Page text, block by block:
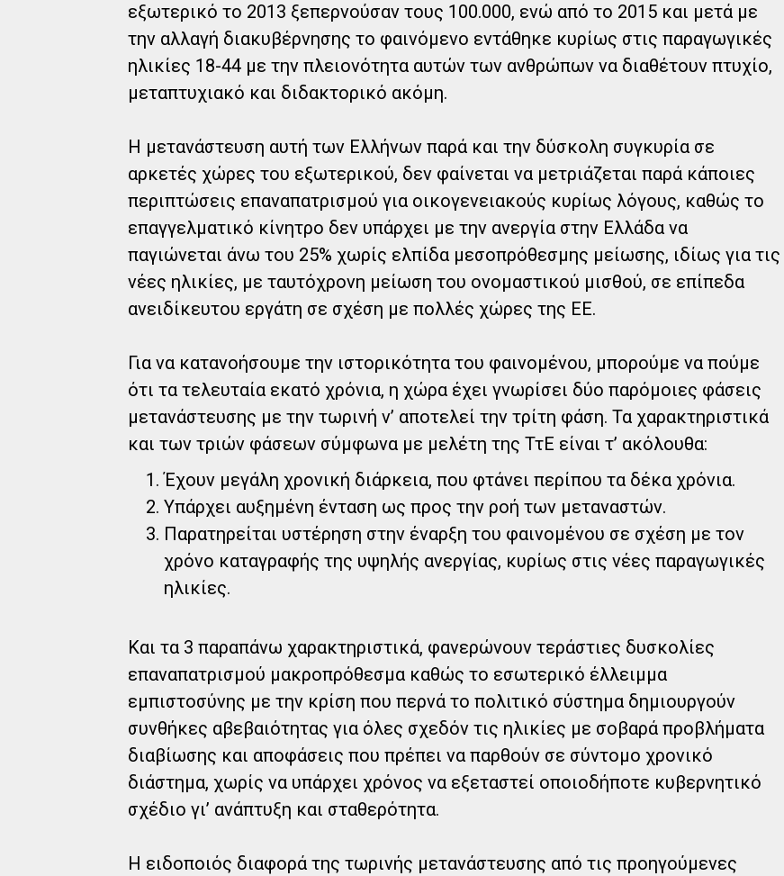
εξωτερικό το 2013 ξεπερνούσαν τους 100.000, ενώ από το 2015 και μετά με
την αλλαγή διακυβέρνησης το φαινόμενο εντάθηκε κυρίως στις παραγωγικές
ηλικίες 18-44 με την πλειονότητα αυτών των ανθρώπων να διαθέτουν πτυχίο,
μεταπτυχιακό και διδακτορικό ακόμη.
Η μετανάστευση αυτή των Ελλήνων παρά και την δύσκολη συγκυρία σε
αρκετές χώρες του εξωτερικού, δεν φαίνεται να μετριάζεται παρά κάποιες
περιπτώσεις επαναπατρισμού για οικογενειακούς κυρίως λόγους, καθώς το
επαγγελματικό κίνητρο δεν υπάρχει με την ανεργία στην Ελλάδα να
παγιώνεται άνω του 25% χωρίς ελπίδα μεσοπρόθεσμης μείωσης, ιδίως για τις
νέες ηλικίες, με ταυτόχρονη μείωση του ονομαστικού μισθού, σε επίπεδα
ανειδίκευτου εργάτη σε σχέση με πολλές χώρες της ΕΕ.
Για να κατανοήσουμε την ιστορικότητα του φαινομένου, μπορούμε να πούμε
ότι τα τελευταία εκατό χρόνια, η χώρα έχει γνωρίσει δύο παρόμοιες φάσεις
μετανάστευσης με την τωρινή ν’ αποτελεί την τρίτη φάση. Τα χαρακτηριστικά
και των τριών φάσεων σύμφωνα με μελέτη της ΤτΕ είναι τ’ ακόλουθα:
Έχουν μεγάλη χρονική διάρκεια, που φτάνει περίπου τα δέκα χρόνια.
Υπάρχει αυξημένη ένταση ως προς την ροή των μεταναστών.
Παρατηρείται υστέρηση στην έναρξη του φαινομένου σε σχέση με τον
χρόνο καταγραφής της υψηλής ανεργίας, κυρίως στις νέες παραγωγικές
ηλικίες.
Και τα 3 παραπάνω χαρακτηριστικά, φανερώνουν τεράστιες δυσκολίες
επαναπατρισμού μακροπρόθεσμα καθώς το εσωτερικό έλλειμμα
εμπιστοσύνης με την κρίση που περνά το πολιτικό σύστημα δημιουργούν
συνθήκες αβεβαιότητας για όλες σχεδόν τις ηλικίες με σοβαρά προβλήματα
διαβίωσης και αποφάσεις που πρέπει να παρθούν σε σύντομο χρονικό
διάστημα, χωρίς να υπάρχει χρόνος να εξεταστεί οποιοδήποτε κυβερνητικό
σχέδιο γι’ ανάπτυξη και σταθερότητα.
Η ειδοποιός διαφορά της τωρινής μετανάστευσης από τις προηγούμενες